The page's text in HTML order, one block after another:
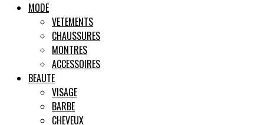
Pas si
MODE
VETEMENTS
CHAUSSURES
MONTRES
ACCESSOIRES
BEAUTE
VISAGE
BARBE
CHEVEUX